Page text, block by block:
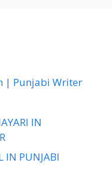
| Punjabi Writer
IN
IN PUNJABI